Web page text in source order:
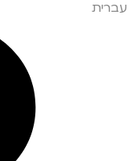
עברית